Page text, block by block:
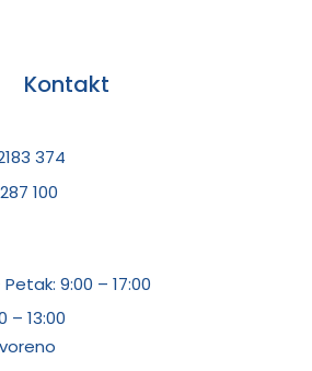
Kontakt
374
100
9:00 – 17:00
– 13:00